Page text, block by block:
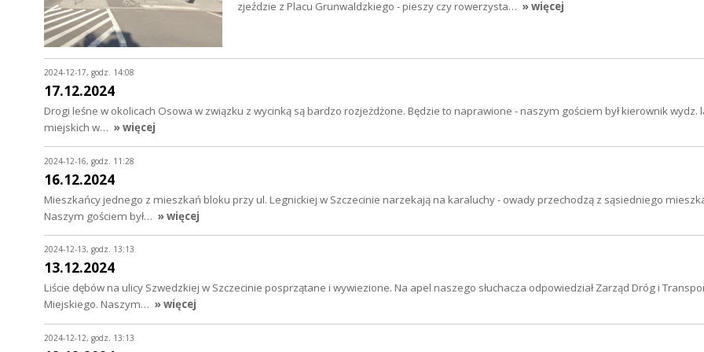
zjeździe z Placu Grunwaldzkiego - pieszy czy rowerzysta… » więcej
2024-12-17, godz. 14:08
17.12.2024
Drogi leśne w okolicach Osowa w związku z wycinką są bardzo rozjeżdżone. Będzie to naprawione - naszym gościem był kierownik wydz.
miejskich w… » więcej
2024-12-16, godz. 11:28
16.12.2024
Mieszkańcy jednego z mieszkań bloku przy ul. Legnickiej w Szczecinie narzekają na karaluchy - owady przechodzą z sąsiedniego
Naszym gościem był… » więcej
2024-12-13, godz. 13:13
13.12.2024
Liście dębów na ulicy Szwedzkiej w Szczecinie posprzątane i wywiezione. Na apel naszego słuchacza odpowiedział Zarząd Dróg i
Miejskiego. Naszym… » więcej
2024-12-12, godz. 13:13